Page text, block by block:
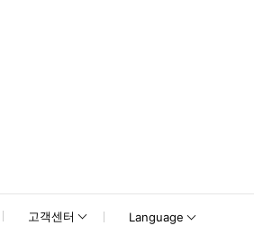
고객센터 Language